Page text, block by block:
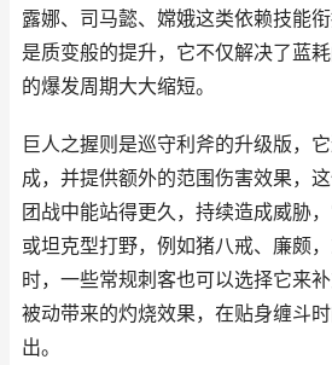
露娜、司马懿、嫦娥这类依赖技能衔
是质变般的提升，它不仅解决了蓝
的爆发周期大大缩短。
巨人之握则是巡守利斧的升级版，
成，并提供额外的范围伤害效果，
团战中能站得更久，持续造成威胁
或坦克型打野，例如猪八戒、廉颇
时，一些常规刺客也可以选择它来
被动带来的灼烧效果，在贴身缠斗
出。